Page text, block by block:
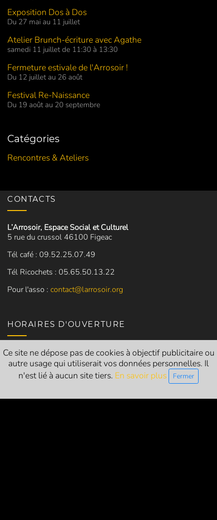
Exposition Dos à Dos
Du 27 mai au 11 juillet
Atelier Brunch-écriture avec Agathe
samedi 11 juillet de 11:30 à 13:30
Fermeture estivale de l'Arrosoir !
Du 12 juillet au 26 août
Festival Re-Naissance
Du 19 août au 20 septembre
Catégories
Rencontres & Ateliers
CONTACTS
L’Arrosoir, Espace Social et Culturel
5 rue du crussol 46100 Figeac
Tél café : 09.52.25.07.49
Tél Ricochets : 05.65.50.13.22
Pour l'asso : contact@larrosoir.org
HORAIRES D'OUVERTURE
Mercredi : 10h-22h
Jeudi : 18h30-22h
Ce site ne dépose pas de cookies à objectif publicitaire ou
autre usage qui utiliserait vos données personnelles. Il
n'est lié à aucun site tiers. En savoir plus Fermer